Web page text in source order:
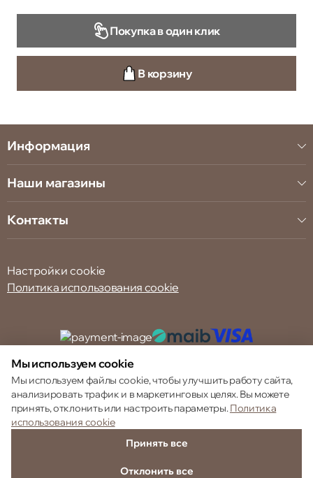
Покупка в один клик
В корзину
Информация
Наши магазины
Контакты
Настройки cookie
Политика использования cookie
© 2013 – 2026 ECOM
Мы используем cookie
Мы используем файлы cookie, чтобы улучшить работу сайта,
анализировать трафик и в маркетинговых целях. Вы можете
принять, отклонить или настроить параметры.Политика
использования cookie
Принять все
Отклонить все